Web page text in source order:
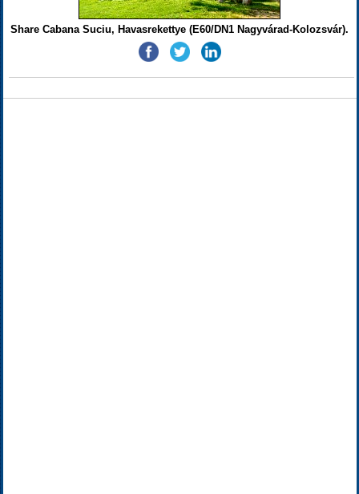
Share Cabana Suciu, Havasrekettye (E60/DN1 Nagyvárad-Kolozsvár).